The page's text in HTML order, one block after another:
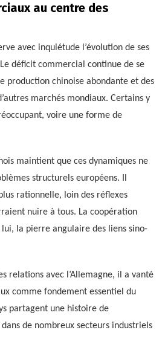
au centre des
avec inquiétude l’évolution de ses
déficit commercial continue de se
production chinoise abondante et des
marchés mondiaux. Certains y
voire une forme de
maintient que ces dynamiques ne
structurels européens. Il
rationnelle, loin des réflexes
nuire à tous. La coopération
la pierre angulaire des liens sino-
relations avec l’Allemagne, il a vanté
comme fondement essentiel du
partagent une histoire de
de nombreux secteurs industriels